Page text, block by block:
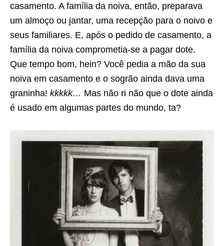
casamento. A família da noiva, então, preparava
um almoço ou jantar, uma recepção para o noivo e
seus familiares. E, após o pedido de casamento, a
família da noiva comprometia-se a pagar dote.
Que tempo bom, hein? Você pedia a mão da sua
noiva em casamento e o sogrão ainda dava uma
graninha! kkkkk… Mas não ri não que o dote ainda
é usado em algumas partes do mundo, ta?